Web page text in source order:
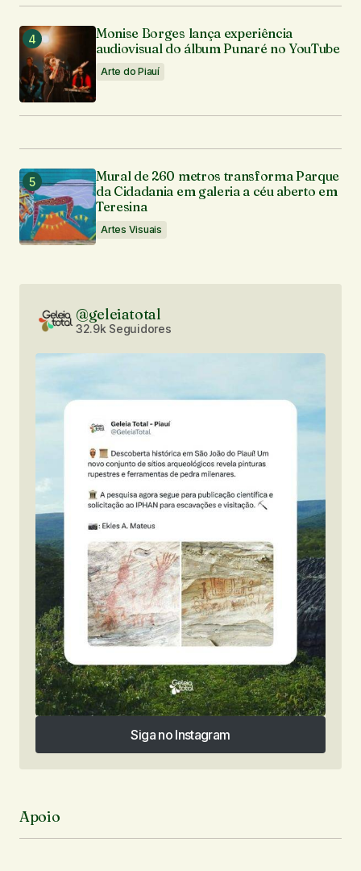
Monise Borges lança experiência
audiovisual do álbum Punaré no YouTube
Arte do Piauí
Mural de 260 metros transforma Parque
da Cidadania em galeria a céu aberto em
Teresina
Artes Visuais
@geleiatotal
32.9k Seguidores
Siga no Instagram
Siga no Instagram
Apoio